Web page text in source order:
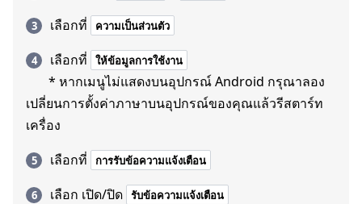
เลือกที่ ความเป็นส่วนตัว
เลือกที่ ให้ข้อมูลการใช้งาน
* หากเมนูไม่แสดงบนอุปกรณ์ Android กรุณาลอง
เปลี่ยนการตั้งค่าภาษาบนอุปกรณ์ของคุณแล้วรีสตาร์ท
เครื่อง
เลือกที่
การรับข้อความแจ้งเตือน
เลือก เปิด/ปิด รับข้อความแจ้งเตือน